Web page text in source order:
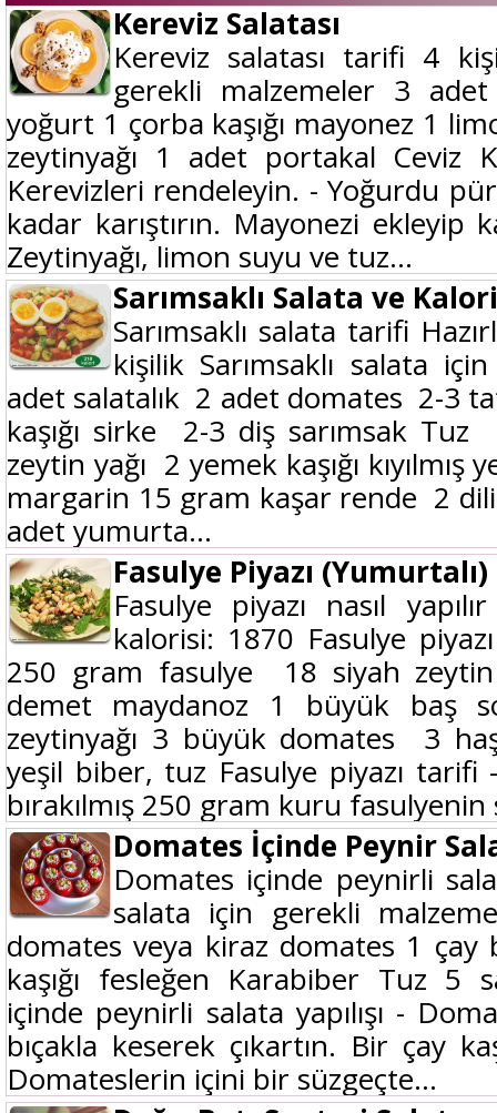
Kereviz Salatası
Kereviz salatası tarifi 4
gerekli malzemeler 3
yoğurt 1 çorba kaşığı mayonez 1
zeytinyağı 1 adet portakal Ceviz
Kerevizleri rendeleyin. - Yoğurdu
kadar karıştırın. Mayonezi ekleyip
Zeytinyağı, limon suyu ve tuz...
Sarımsaklı Salata ve
Sarımsaklı salata tarifi
kişilik Sarımsaklı salata
adet salatalık 2 adet domates 2-3
kaşığı sirke 2-3 diş sarımsak Tuz
zeytin yağı 2 yemek kaşığı
margarin 15 gram kaşar rende 2
adet yumurta...
Fasulye Piyazı (Yumurtalı)
Fasulye piyazı nasıl
kalorisi: 1870 Fasulye
250 gram fasulye 18 siyah
demet maydanoz 1 büyük baş
zeytinyağı 3 büyük domates 3
yeşil biber, tuz Fasulye piyazı tarifi
bırakılmış 250 gram kuru
Domates İçinde Peynir
Domates içinde peynirli
salata için gerekli
domates veya kiraz domates 1 çay
kaşığı fesleğen Karabiber Tuz 5
içinde peynirli salata yapılışı -
bıçakla keserek çıkartın. Bir çay
Domateslerin içini bir süzgeçte...